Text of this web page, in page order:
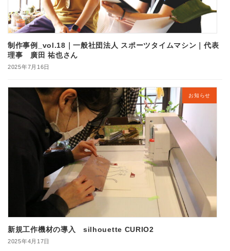
制作事例_vol.18｜一般社団法人 スポーツタイムマシン｜代表
理事 廣田 祐也さん
2025年7月16日
お知らせ
新規工作機材の導入 silhouette CURIO2
2025年4月17日